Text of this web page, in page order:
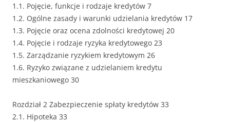
1.1. Pojęcie, funkcje i rodzaje kredytów 7
1.2. Ogólne zasady i warunki udzielania kredytów 17
1.3. Pojęcie oraz ocena zdolności kredytowej 20
1.4. Pojęcie i rodzaje ryzyka kredytowego 23
1.5. Zarządzanie ryzykiem kredytowym 26
1.6. Ryzyko związane z udzielaniem kredytu
mieszkaniowego 30
Rozdział 2 Zabezpieczenie spłaty kredytów 33
2.1. Hipoteka 33